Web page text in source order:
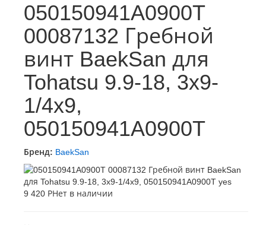
050150941A0900T
00087132 Гребной
винт BaekSan для
Tohatsu 9.9-18, 3x9-
1/4x9,
050150941A0900T
Бренд: BaekSan
9 420 РНет в наличии